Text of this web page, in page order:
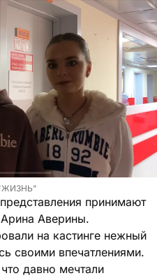
принимают
Аверины.
на кастинге нежный
своими впечатлениями.
давно мечтали